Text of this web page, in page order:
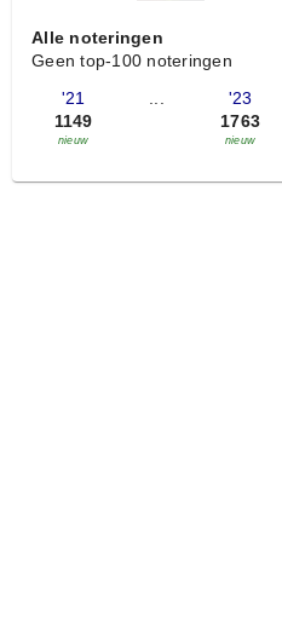
Alle noteringen
Geen top-100 noteringen
'21
1149
nieuw
...
'23
1763
nieuw